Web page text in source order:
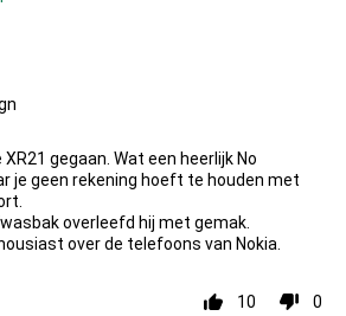
XR21 gegaan. Wat een heerlijk No
je geen rekening hoeft te houden met
overleefd hij met gemak.
over de telefoons van Nokia.
10 0